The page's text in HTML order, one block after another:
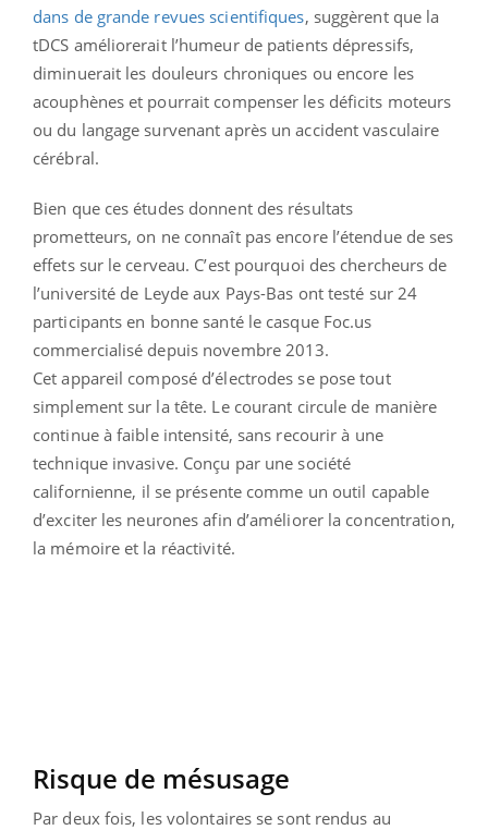
dans de grande revues scientifiques, suggèrent que la
tDCS améliorerait l’humeur de patients dépressifs,
diminuerait les douleurs chroniques ou encore les
acouphènes et pourrait compenser les déficits moteurs
ou du langage survenant après un accident vasculaire
cérébral.
Bien que ces études donnent des résultats
prometteurs, on ne connaît pas encore l’étendue de ses
effets sur le cerveau. C’est pourquoi des chercheurs de
l’université de Leyde aux Pays-Bas ont testé sur 24
participants en bonne santé le casque Foc.us
commercialisé depuis novembre 2013.
Cet appareil composé d’électrodes se pose tout
simplement sur la tête. Le courant circule de manière
continue à faible intensité, sans recourir à une
technique invasive. Conçu par une société
californienne, il se présente comme un outil capable
d’exciter les neurones afin d’améliorer la concentration,
la mémoire et la réactivité.
Risque de mésusage
Par deux fois, les volontaires se sont rendus au